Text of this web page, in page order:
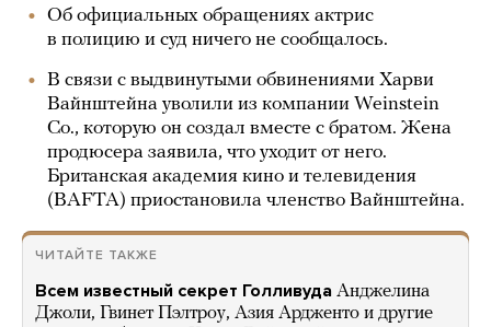
Об официальных обращениях актрис
в полицию и суд ничего не сообщалось.
В связи с выдвинутыми обвинениями Харви
Вайнштейна уволили из компании Weinstein
Co., которую он создал вместе с братом. Жена
продюсера заявила, что уходит от него.
Британская академия кино и телевидения
(BAFTA) приостановила членство Вайнштейна.
ЧИТАЙТЕ ТАКЖЕ
Всем известный секрет Голливуда Анджелина
Джоли, Гвинет Пэлтроу, Азия Ардженто и другие